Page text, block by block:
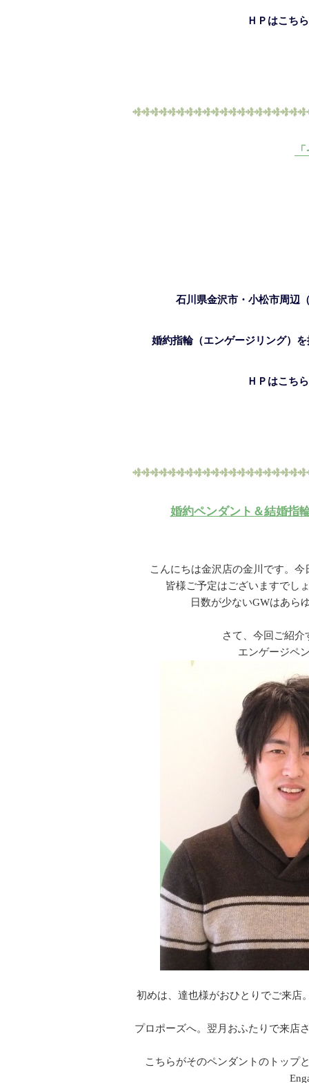
ＨＰはこち
石川県金沢市・小松市周辺
婚約指輪（エンゲージリング）
ＨＰはこち
婚約ペンダント＆結婚指
こんにちは金沢店の金川です。
皆様ご予定はございますでし
日数が少ないGWはあら
さて、今回ご紹
エンゲージペ
初めは、達也様がおひとりでご来店
プロポーズへ。翌月おふたりで来店
こちらがそのペンダントのトップ